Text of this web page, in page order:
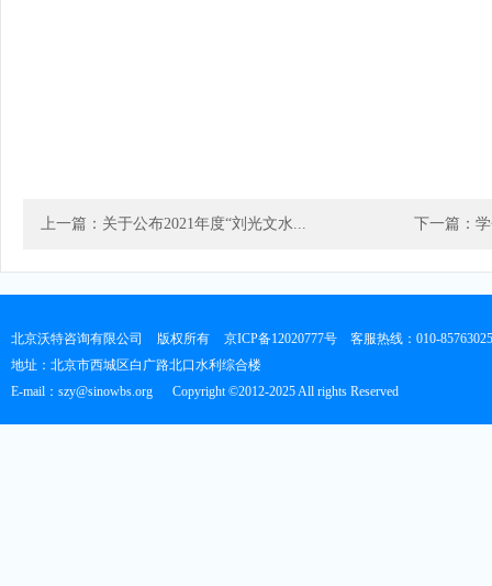
上一篇：关于公布2021年度“刘光文水... 下一篇：
北京沃特咨询有限公司 版权所有 京ICP备12020777号 客服热线：010-85763025
地址：北京市西城区白广路北口水利综合楼
E-mail：szy@sinowbs.org
Copyright ©2012-2025 All rights Reserved